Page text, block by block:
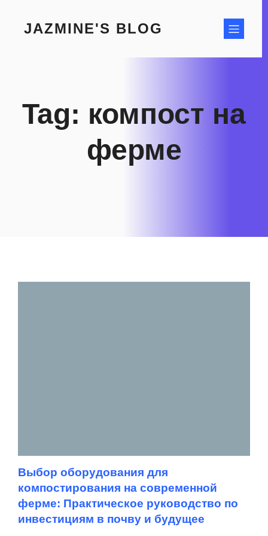
contentJAZMINE'S BLOG
Tag: компост на
ферме
Выбор оборудования для
компостирования на современной
ферме: Практическое руководство по
инвестициям в почву и будущее